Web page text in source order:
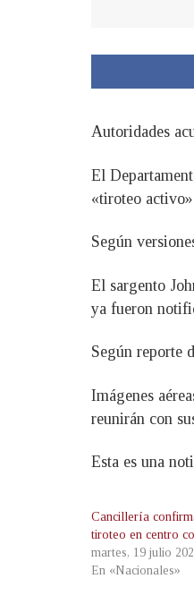
Autoridades
El
«tiroteo
Según
El sargento
ya fueron
Según reporte
Imágenes
reunirán con
Esta es una
Cancillería
tiroteo en centro
martes, 19 julio
En «Nacionales»